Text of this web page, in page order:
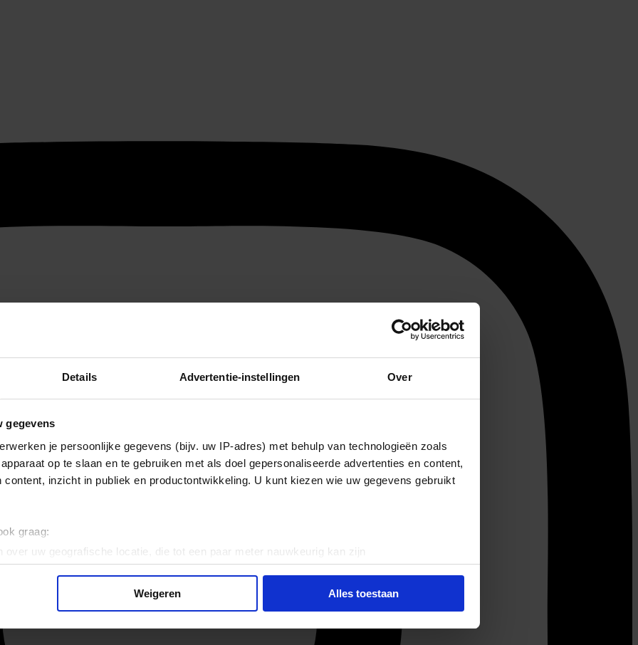
Details Advertentie-instellingen Over
gegevens
je persoonlijke gegevens (bijv. uw IP-adres) met behulp van technologieën zoals
op te slaan en te gebruiken met als doel gepersonaliseerde advertenties en content,
content, inzicht in publiek en productontwikkeling. U kunt kiezen wie uw gegevens gebruikt
graag:
over uw geografische locatie, die tot een paar meter nauwkeurig kan zijn
door het actief te scannen op specifieke eigenschappen (fingerprinting)
gegevens worden verwerkt en stel uw voorkeuren in het
detailgedeelte
en advertenties te personaliseren, om functies voor social media te bieden en om ons
Weigeren Alles toestaan